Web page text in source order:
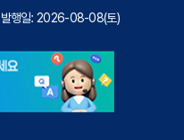
발행일: 2026-08-08(토)